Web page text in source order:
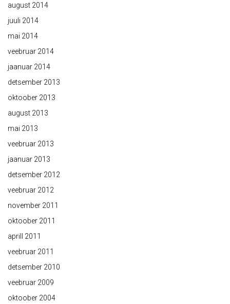
august 2014
juuli 2014
mai 2014
veebruar 2014
jaanuar 2014
detsember 2013
oktoober 2013
august 2013
mai 2013
veebruar 2013
jaanuar 2013
detsember 2012
veebruar 2012
november 2011
oktoober 2011
aprill 2011
veebruar 2011
detsember 2010
veebruar 2009
oktoober 2004